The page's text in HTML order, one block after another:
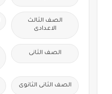
الصف الثالث
الاعدادى
الصف الثانى
الصف الثانى الثانوى